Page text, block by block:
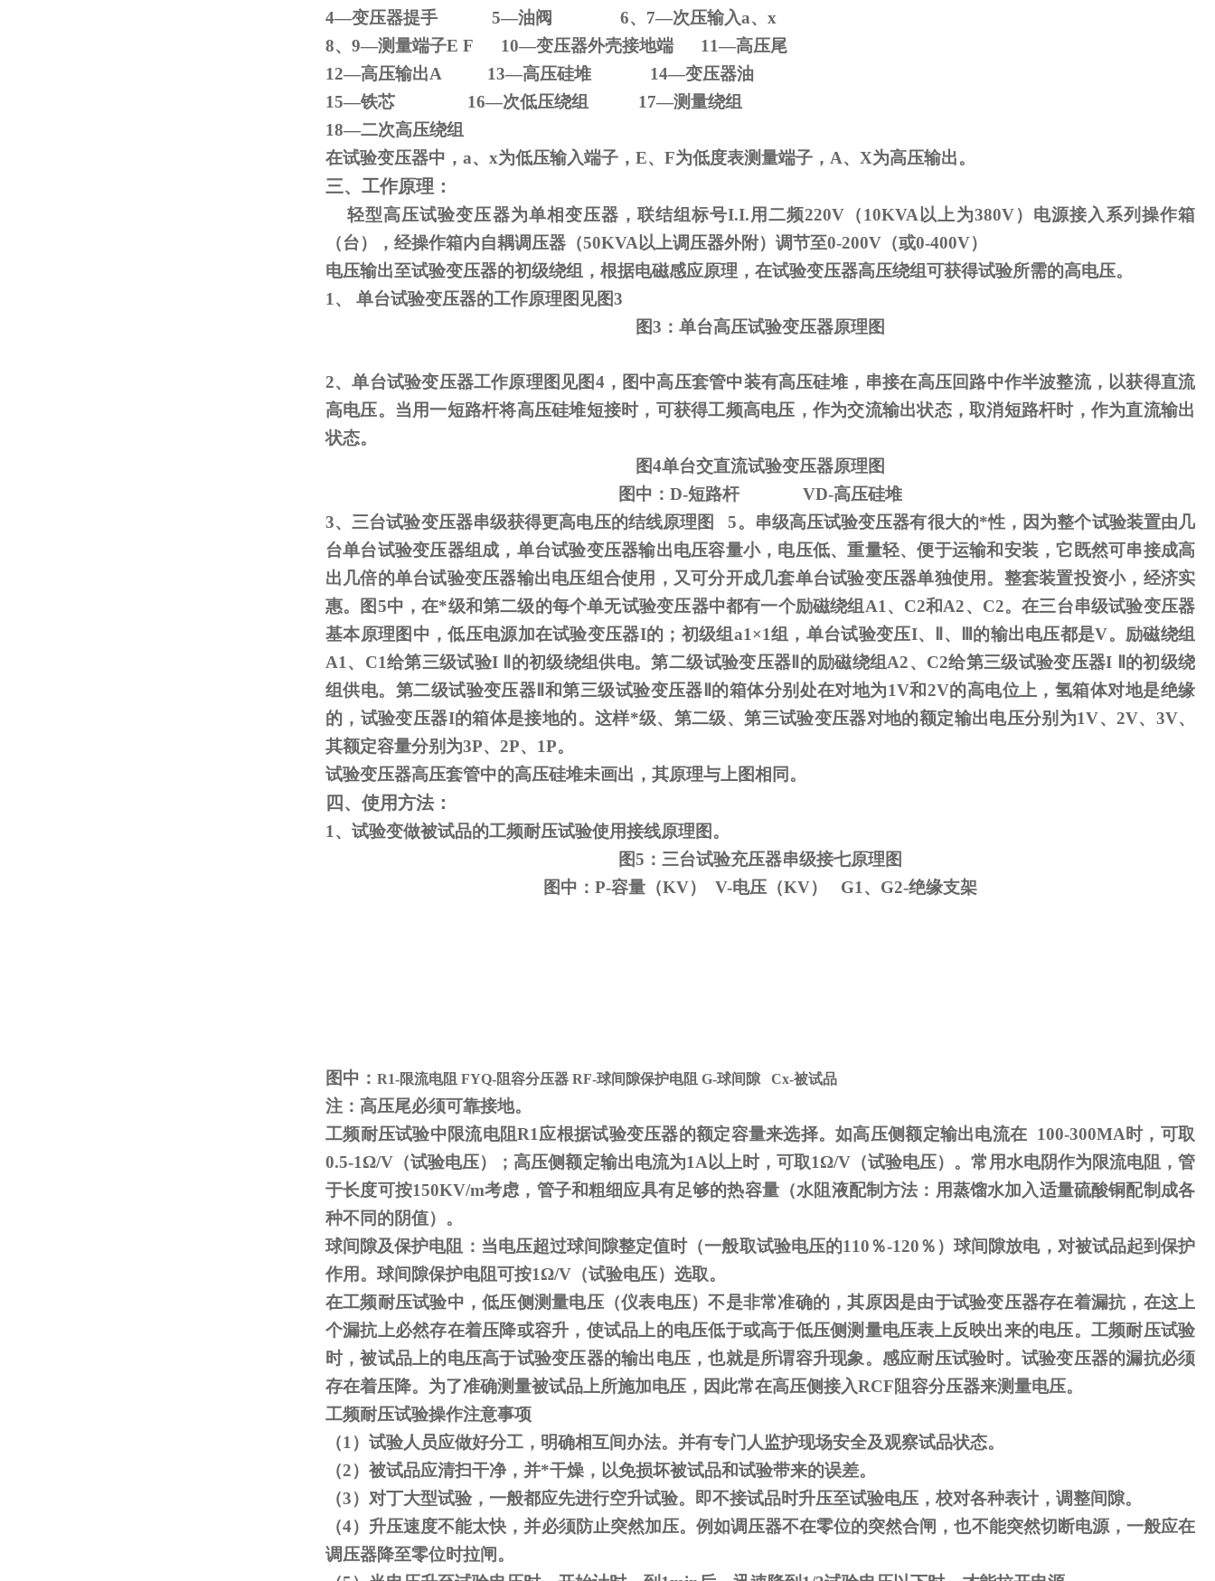
4—变压器提手 5—油阀 6、 7—次压输入a、 x
8、 9—测量端子E F 10—变压器外壳接地端 11—高压尾
12—高压输出A 13—高压硅堆 14—变压器油
15—铁芯 16—次低压绕组 17—测量绕组
18—二次高压绕组
在试验变压器中， a、 x为低压输入端子， E、 F为低度表测量端子， A、 X为高压输出。
三、工作原理：
轻型高压试验变压器为单相变压器，联结组标号I.I.用二频220V （10KVA 以上为380V）电源接入系列操作箱
（台），经操作箱内自耦调压器（50KVA 以上调压器外附）调节至0-200V （或0-400V）
电压输出至试验变压器的初级绕组，根据电磁感应原理，在试验变压器高压绕组可获得试验所需的高电压。
1、 单台试验变压器的工作原理图见图3
图3 ：单台高压试验变压器原理图
2、单台试验变压器工作原理图见图4 ，图中高压套管中装有高压硅堆，串接在高压回路中作半波整流，以获得直流
高电压。当用一短路杆将高压硅堆短接时，可获得工频高电压，作为交流输出状态，取消短路杆时，作为直流输出
状态。
图4单台交直流试验变压器原理图
图中： D-短路杆 VD-高压硅堆
3、三台试验变压器串级获得更高电压的结线原理图5。串级高压试验变压器有很大的*性，因为整个试验装置由几
台单台试验变压器组成，单台试验变压器输出电压容量小，电压低、重量轻、便于运输和安装，它既然可串接成高
出几倍的单台试验变压器输出电压组合使用，又可分开成几套单台试验变压器单独使用。整套装置投资小，经济实
惠。图5中，在*级和第二级的每个单无试验变压器中都有一个励磁绕组 A1 、 C2和A2、 C2。在三台串级试验变压器
基本原理图中，低压电源加在试验变压器I的；初级组 a1×1组，单台试验变压I、 、 的输出电压都是V。励磁绕组
A1 、 C1给第三级试验I
Ⅱ的初级绕组供电。第二级试验变压器Ⅱ的励磁绕组A2、C2给第三级试验变压器I Ⅱ的初级绕
组供电。第二级试验变压器Ⅱ和第三级试验变压器Ⅱ的箱体分别处在对地为1V和2V的高电位上，氢箱体对地是绝缘
的，试验变压器I的箱体是接地的。这样*级、第二级、第三试验变压器对地的额定输出电压分别为1V、2V、3V、
其额定容量分别为3P、2P、1P。
试验变压器高压套管中的高压硅堆未画出，其原理与上图相同。
四、使用方法：
1、试验变做被试品的工频耐压试验使用接线原理图。
图5：三台试验充压器串级接七原理图
图中：P-容量（KV） V-电压（KV） G1、G2-绝缘支架
图中： R1-限流电阻 FYQ-阻容分压器 RF-球间隙保护电阻 G-球间隙 Cx-被试品
注：高压尾必须可靠接地。
工频耐压试验中限流电阻R1应根据试验变压器的额定容量来选择。如高压侧额定输出电流在 100-300MA时，可取
0.5-1Ω/V（试验电压）；高压侧额定输出电流为1A 以上时，可取1Ω/V（试验电压）。常用水电阴作为限流电阻，管
于长度可按150KV/m考虑，管子和粗细应具有足够的热容量（水阻液配制方法：用蒸馏水加入适量硫酸铜配制成各
种不同的阴值）。
球间隙及保护电阻：当电压超过球间隙整定值时（一般取试验电压的110％-120％）球间隙放电，对被试品起到保护
作用。球间隙保护电阻可按1Ω/V（试验电压）选取。
在工频耐压试验中，低压侧测量电压（仪表电压）不是非常准确的，其原因是由于试验变压器存在着漏抗，在这上
个漏抗上必然存在着压降或容升，使试品上的电压低于或高于低压侧测量电压表上反映出来的电压。工频耐压试验
时，被试品上的电压高于试验变压器的输出电压，也就是所谓容升现象。感应耐压试验时。试验变压器的漏抗必须
存在着压降。为了准确测量被试品上所施加电压，因此常在高压侧接入RCF阻容分压器来测量电压。
工频耐压试验操作注意事项
（1 ）试验人员应做好分工，明确相互间办法。并有专门人监护现场安全及观察试品状态。
（2）被试品应清扫干净，并*干燥，以免损坏被试品和试验带来的误差。
（3）对丁大型试验，一般都应先进行空升试验。即不接试品时升压至试验电压，校对各种表计，调整间隙。
（4）升压速度不能太快，并必须防止突然加压。例如调压器不在零位的突然合闸，也不能突然切断电源，一般应在
调压器降至零位时拉闸。